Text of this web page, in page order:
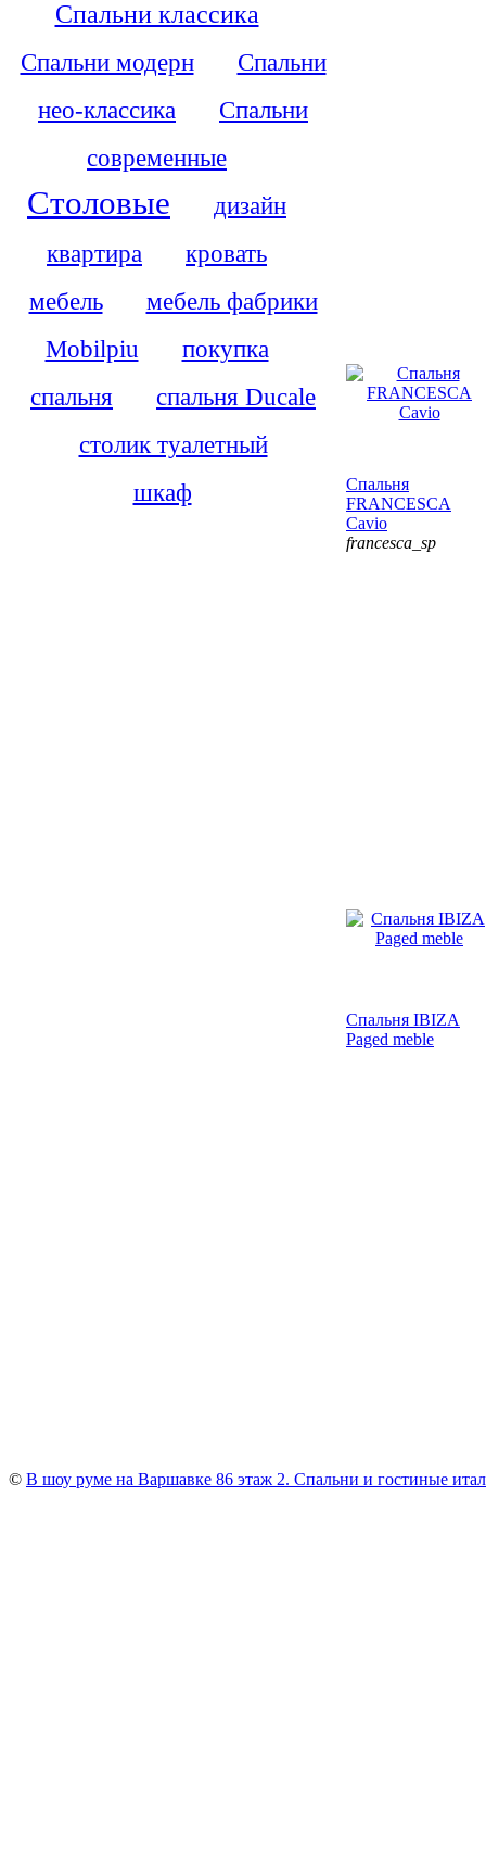
Спальни классика
Спальни модерн
Спальни
нео-классика
Спальни
современные
Столовые
дизайн
квартира
кровать
мебель
мебель фабрики
Mobilpiu
покупка
спальня
спальня Ducale
столик туалетный
шкаф
Спальня
FRANCESCA
Cavio
francesca_sp
Спальня IBIZA
Paged meble
© В шоу руме на Варшавке 86 этаж 2. Cпальни и гостиные